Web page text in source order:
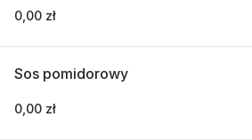
0,00 zł
Sos pomidorowy
0,00 zł